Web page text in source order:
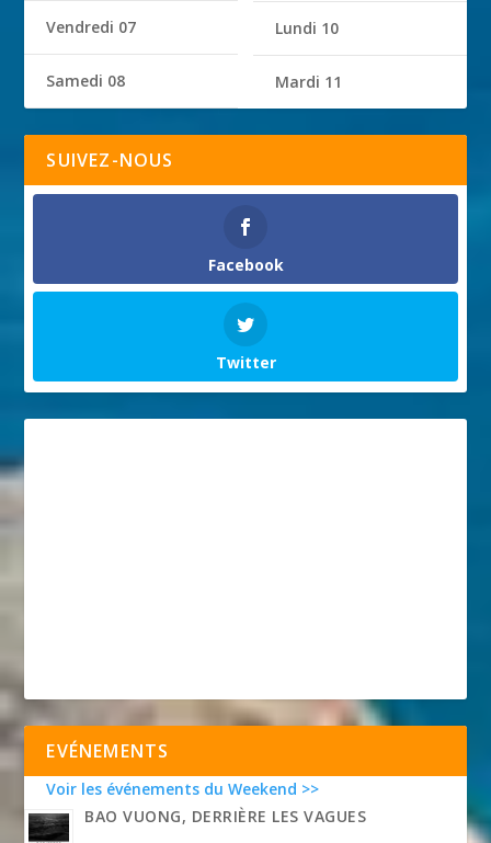
Vendredi 07
Samedi 08
Lundi 10
Mardi 11
SUIVEZ-NOUS
Facebook
Twitter
EVÉNEMENTS
Voir les événements du Weekend >>
BAO VUONG, DERRIÈRE LES VAGUES